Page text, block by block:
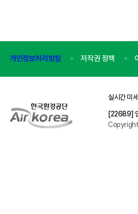
개인정보처리방침 저작권 정책
실시간 미
[22689]